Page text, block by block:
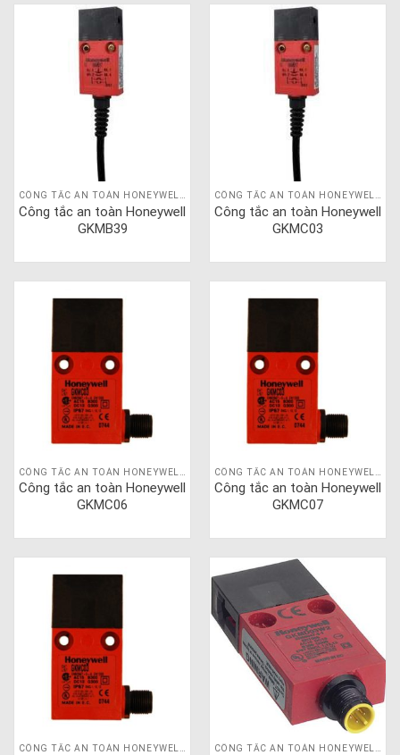
CÔNG TẮC AN TOÀN HONEYWELL GKM
Công tắc an toàn Honeywell
GKMB39
CÔNG TẮC AN TOÀN HONEYWELL GKM
Công tắc an toàn Honeywell
GKMC03
Công tắc an toàn Honeywell
GKMC06
Công tắc an toàn Honeywell
GKMC07